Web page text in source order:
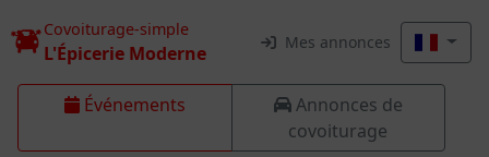
Covoiturage-simple
L'Épicerie Moderne Mes annonces
Événements
Annonces de
covoiturage